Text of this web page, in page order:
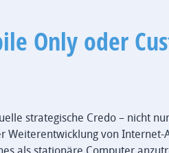
Only oder
strategische Credo – nicht
Weiterentwicklung von